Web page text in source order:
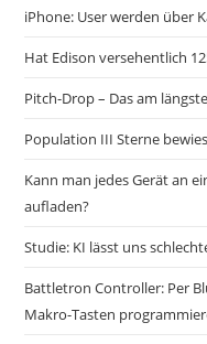
iPhone: User werden über
Hat Edison versehentlich
Pitch-Drop – Das am
Population III Sterne
Kann man jedes Gerät an
aufladen?
Studie: KI lässt uns
Battletron Controller: Per
Makro-Tasten